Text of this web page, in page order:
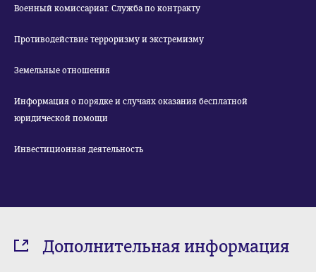
Военный комиссариат. Служба по контракту
Противодействие терроризму и экстремизму
Земельные отношения
Информация о порядке и случаях оказания бесплатной
юридической помощи
Инвестиционная деятельность
Дополнительная информация